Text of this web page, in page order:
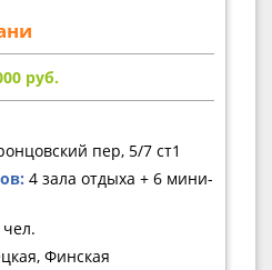
руб.
пер, 5/7 ст1
4 зала отдыха + 6 мини-
Финская